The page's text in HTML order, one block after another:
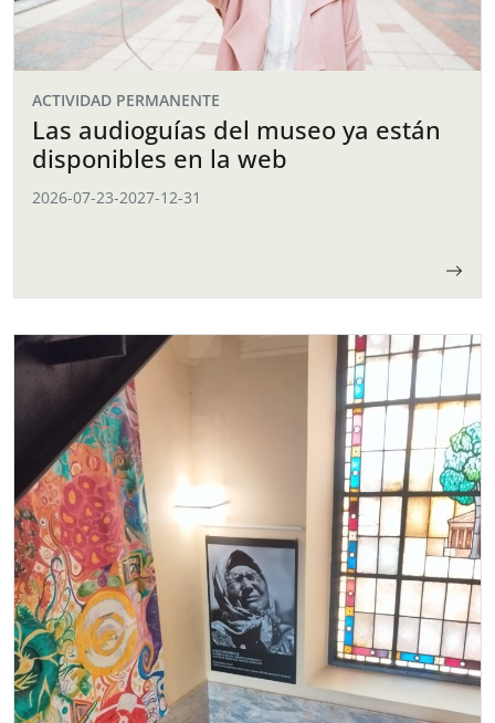
ACTIVIDAD PERMANENTE
Las audioguías del museo ya están
disponibles en la web
2026-07-23-2027-12-31